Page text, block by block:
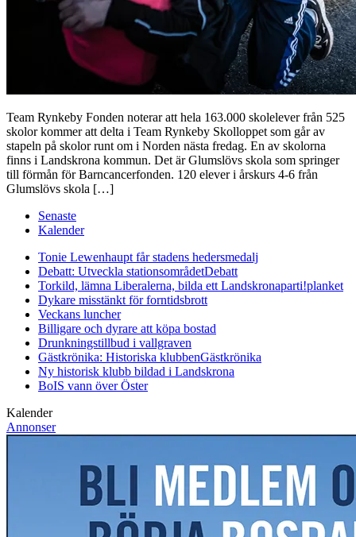
Team Rynkeby Fonden noterar att hela 163.000 skolelever från 525
skolor kommer att delta i Team Rynkeby Skolloppet som går av
stapeln på skolor runt om i Norden nästa fredag. En av skolorna
finns i Landskrona kommun. Det är Glumslövs skola som springer
till förmån för Barncancerfonden. 120 elever i årskurs 4-6 från
Glumslövs skola […]
Senaste
Kalender
Tonie Lewenhaupt får stadens hedersmedalj
Debatt: Utveckla stationsområdetDebatt
Torkild, lämna Liberalerna, bilda ett Landskronaparti!planket
Dykare misstänkt för forntidsbrott
Veckans luncher
Billigare och dyrare att köpa bostad
Drunkningstillbud i vallgraven
Gästkrönika: Historiska klubbenGästkrönika
Ny historisk klubb bildad i Landskrona
BoIS vann över Öster
Kalender
Annonser